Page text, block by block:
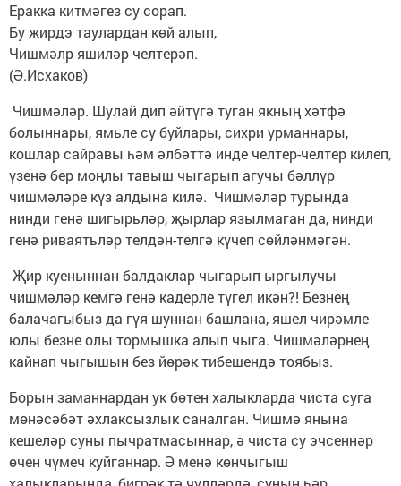
Еракка китмәгез су сорап.
Бу жирдэ таулардан көй алып,
Чишмәлр яшиләр челтерәп.
(Ә.Исхаков)
Чишмәләр. Шулай дип әйтүгә туган якның хәтфә
болыннары, ямьле су буйлары, сихри урманнары,
кошлар сайравы һәм әлбәттә инде челтер-челтер килеп,
үзенә бер моңлы тавыш чыгарып агучы бәллүр
чишмәләре күз алдына килә. Чишмәләр турында
нинди генә шигырьләр, җырлар язылмаган да, нинди
генә риваятьләр телдән-телгә күчеп сөйләнмәгән.
Җир куеныннан балдаклар чыгарып ыргылучы
чишмәләр кемгә генә кадерле түгел икән?! Безнең
балачагыбыз да гүя шуннан башлана, яшел чирәмле
юлы безне олы тормышка алып чыга. Чишмәләрнең
кайнап чыгышын без йөрәк тибешендә тоябыз.
Борын заманнардан ук бөтен халыкларда чиста суга
мөнәсәбәт әхлаксызлык саналган. Чишмә янына
кешеләр суны пычратмасыннар, ә чиста су эчсеннәр
өчен чүмеч куйганнар. Ә менә көнчыгыш